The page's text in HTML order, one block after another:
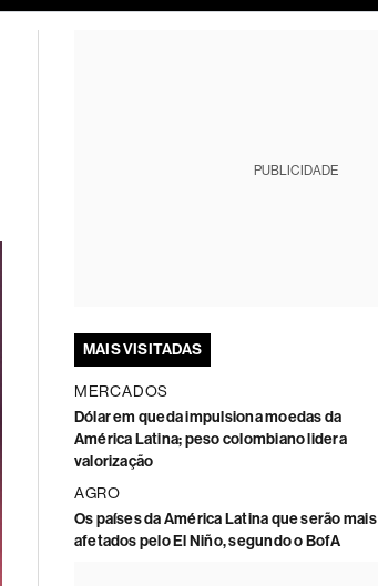
PUBLICIDADE
MAIS VISITADAS
MERCADOS
Dólar em queda impulsiona moedas da
América Latina; peso colombiano lidera
valorização
AGRO
Os países da América Latina que serão mais
afetados pelo El Niño, segundo o BofA